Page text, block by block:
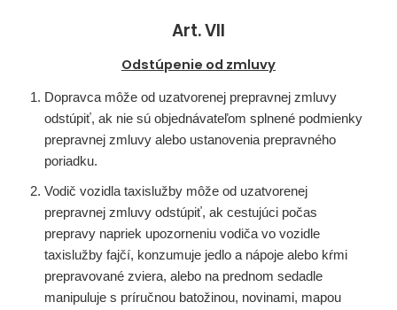
Art. VII
Odstúpenie od zmluvy
Dopravca môže od uzatvorenej prepravnej zmluvy
odstúpiť, ak nie sú objednávateľom splnené podmienky
prepravnej zmluvy alebo ustanovenia prepravného
poriadku.
Vodič vozidla taxislužby môže od uzatvorenej
prepravnej zmluvy odstúpiť, ak cestujúci počas
prepravy napriek upozorneniu vodiča vo vozidle
taxislužby fajčí, konzumuje jedlo a nápoje alebo kŕmi
prepravované zviera, alebo na prednom sedadle
manipuluje s príručnou batožinou, novinami, mapou